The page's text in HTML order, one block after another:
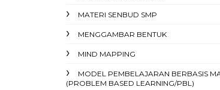
MATERI SENBUD SMP
MENGGAMBAR BENTUK
MIND MAPPING
MODEL PEMBELAJARAN BERBASIS
(PROBLEM BASED LEARNING/PBL)